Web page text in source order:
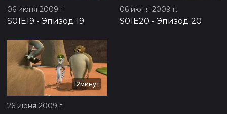
06 июня 2009 г.
S01E19 - Эпизод 19
06 июня 2009 г.
S01E20 - Эпизод 20
12минут
26 июня 2009 г.